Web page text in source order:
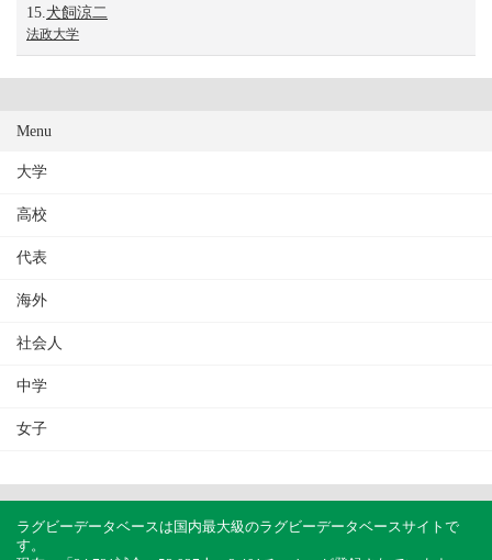
15. 犬飼涼二
法政大学
Menu
大学
高校
代表
海外
社会人
中学
女子
ラグビーデータベースは国内最大級のラグビーデータベースサイトで
す。